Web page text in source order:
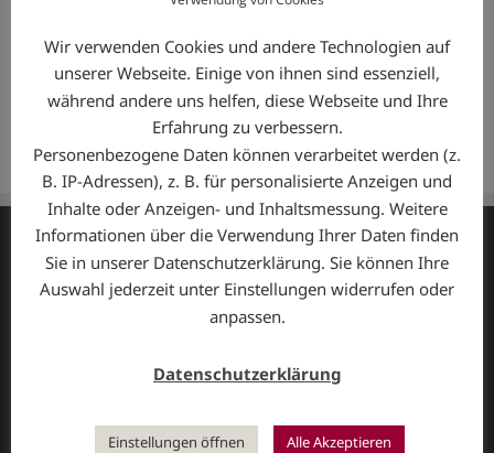
Interessanter Artikel über Leasing!
Neues von Naminco
UNTERNEHMEN
Die Naminco-Leasing GmbH ist ein unabhängiger
international tätigen Leasing-Partnern in der Lage ist,
Wir verwenden Cookies und andere Technologien auf
unserer Webseite. Einige von ihnen sind essenziell,
während andere uns helfen, diese Webseite und Ihre
Erfahrung zu verbessern.
Personenbezogene Daten können verarbeitet werden (z.
B. IP-Adressen), z. B. für personalisierte Anzeigen und
Inhalte oder Anzeigen- und Inhaltsmessung. Weitere
Informationen über die Verwendung Ihrer Daten finden
Sie in unserer Datenschutzerklärung. Sie können Ihre
Auswahl jederzeit unter Einstellungen widerrufen oder
anpassen.
Datenschutzerklärung
Einstellungen öffnen Alle Akzeptieren